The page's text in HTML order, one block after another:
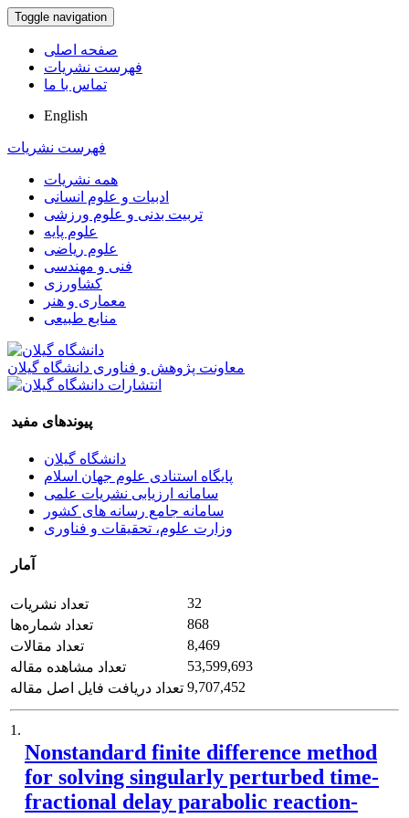
Toggle navigation
صفحه اصلی
فهرست نشریات
تماس با ما
English
فهرست نشریات
همه نشریات
ادبیات و علوم انسانی
تربیت بدنی و علوم ورزشی
علوم پایه
علوم ریاضی
فنی و مهندسی
کشاورزی
معماری و هنر
منابع طبیعی
معاونت پژوهش و فناوری دانشگاه گیلان
پیوندهای مفید
دانشگاه گیلان
پایگاه استنادی علوم جهان اسلام
سامانه ارزیابی نشریات علمی
سامانه جامع رسانه های کشور
وزارت علوم، تحقیقات و فناوری
آمار
تعداد نشریات
32
تعداد شماره‌ها
868
تعداد مقالات
8,469
تعداد مشاهده مقاله
53,599,693
تعداد دریافت فایل اصل مقاله 9,707,452
1.
Nonstandard finite difference method
for solving singularly perturbed time-
fractional delay parabolic reaction-